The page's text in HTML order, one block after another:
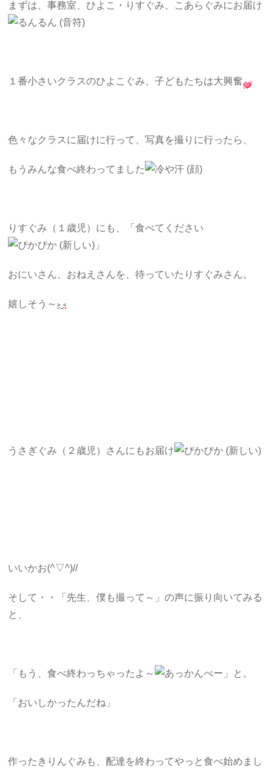
まずは、事務室、ひよこ・りすぐみ、こあらぐみにお届け
１番小さいクラスのひよこぐみ、子どもたちは大興奮
色々なクラスに届けに行って、写真を撮りに行ったら、
もうみんな食べ終わってました
りすぐみ（１歳児）にも、「食べてください
」
おにいさん、おねえさんを、待っていたりすぐみさん。
嬉しそう～
うさぎぐみ（２歳児）さんにもお届け
いいかお(^▽^)//
そして・・「先生、僕も撮って～」の声に振り向いてみる
と、
「もう、食べ終わっちゃったよ～ 」と。
「おいしかったんだね」
作ったきりんぐみも、配達を終わってやっと食べ始めまし